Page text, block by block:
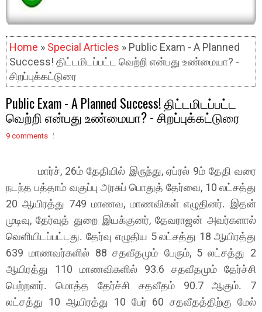
Home » Special Articles » Public Exam - A Planned
Success! திட்டமிடப்பட்ட வெற்றி என்பது உண்மையா? -
சிறப்புக்கட்டுரை
Public Exam - A Planned Success! திட்டமிடப்பட்ட
வெற்றி என்பது உண்மையா? - சிறப்புக்கட்டுரை
9 comments
மார்ச், 26ம் தேதியில் இருந்து, ஏப்ரல் 9ம் தேதி வரை
நடந்த பத்தாம் வகுப்பு அரசுப் பொதுத் தேர்வை, 10லட்சத்து
20 ஆயிரத்து 749மாணவ, மாணவிகள் எழுதினர். இதன்
முடிவு, தேர்வுத் துறை இயக்குனர், தேவராஜன் அவர்களால்
வெளியிடப்பட்டது. தேர்வு எழுதிய 5லட்சத்து 18ஆயிரத்து
639மாணவர்களில் 88சதவீதமும் பேரும், 5 லட்சத்து 2
ஆயிரத்து 110 மாணவிகளில் 93.6 சதவீதமும் தேர்ச்சி
பெற்றனர். மொத்த தேர்ச்சி சதவீதம் 90.7 ஆகும். 7
லட்சத்து 10 ஆயிரத்து 10 பேர்60 சதவீதத்திற்கு மேல்